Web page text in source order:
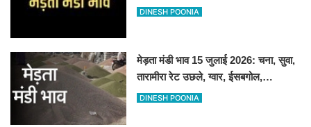
आई गिरावट
DINESH POONIA
मेड़ता मंडी भाव 15 जुलाई 2026: चना, सुवा,
तारामीरा रेट उछले, ग्वार, ईसबगोल,
असालिया, रायड़ा मंदे बिके
DINESH POONIA